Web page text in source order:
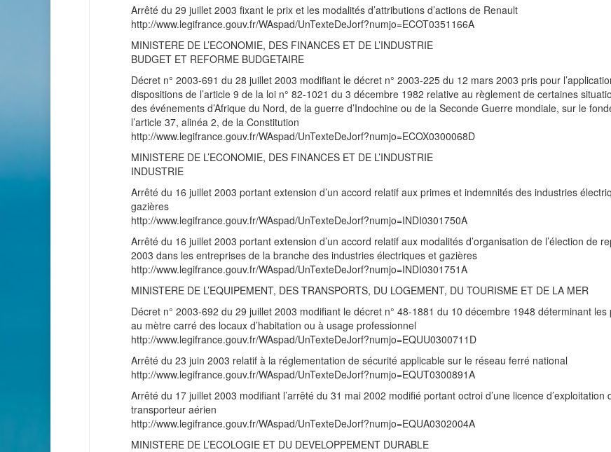
Arrêté du 29 juillet 2003 fixant le prix et les modalités d’attributions d’actions de Renault
http://www.legifrance.gouv.fr/WAspad/UnTexteDeJorf?numjo=ECOT0351166A
MINISTERE DE L’ECONOMIE, DES FINANCES ET DE L’INDUSTRIE
BUDGET ET REFORME BUDGETAIRE
Décret n° 2003-691 du 28 juillet 2003 modifiant le décret n° 2003-225 du 12 mars 2003 pris pour
dispositions de l’article 9 de la loi n° 82-1021 du 3 décembre 1982 relative au règlement de certaines
des événements d’Afrique du Nord, de la guerre d’Indochine ou de la Seconde Guerre mondiale, sur le
l’article 37, alinéa 2, de la Constitution
http://www.legifrance.gouv.fr/WAspad/UnTexteDeJorf?numjo=ECOX0300068D
MINISTERE DE L’ECONOMIE, DES FINANCES ET DE L’INDUSTRIE
INDUSTRIE
Arrêté du 16 juillet 2003 portant extension d’un accord relatif aux primes et indemnités des industries
gazières
http://www.legifrance.gouv.fr/WAspad/UnTexteDeJorf?numjo=INDI0301750A
Arrêté du 16 juillet 2003 portant extension d’un accord relatif aux modalités d’organisation de l’élection de
2003 dans les entreprises de la branche des industries électriques et gazières
http://www.legifrance.gouv.fr/WAspad/UnTexteDeJorf?numjo=INDI0301751A
MINISTERE DE L’EQUIPEMENT, DES TRANSPORTS, DU LOGEMENT, DU TOURISME ET DE LA MER
Décret n° 2003-692 du 29 juillet 2003 modifiant le décret n° 48-1881 du 10 décembre 1948 déterminant les
au mètre carré des locaux d’habitation ou à usage professionnel
http://www.legifrance.gouv.fr/WAspad/UnTexteDeJorf?numjo=EQUU0300711D
Arrêté du 23 juin 2003 relatif à la réglementation de sécurité applicable sur le réseau ferré national
http://www.legifrance.gouv.fr/WAspad/UnTexteDeJorf?numjo=EQUT0300891A
Arrêté du 17 juillet 2003 modifiant l’arrêté du 31 mai 2002 modifié portant octroi d’une licence d’exploitation
transporteur aérien
http://www.legifrance.gouv.fr/WAspad/UnTexteDeJorf?numjo=EQUA0302004A
MINISTERE DE L’ECOLOGIE ET DU DEVELOPPEMENT DURABLE